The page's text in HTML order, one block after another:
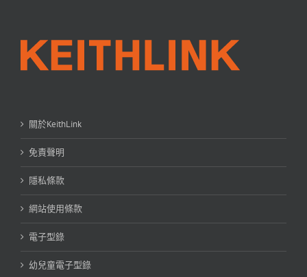
關於KeithLink
免責聲明
隱私條款
網站使用條款
電子型錄
幼兒童電子型錄